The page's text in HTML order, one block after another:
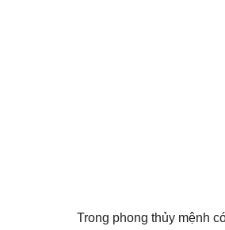
Trong phong thủy mệnh